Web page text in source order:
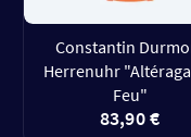
Constantin
Herrenuhr
Feu"
83,90 €